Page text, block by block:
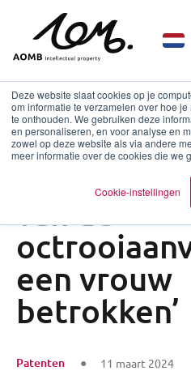
Deze website slaat cookies op je
om informatie te verzamelen over hoe
te onthouden. We gebruiken deze
en personaliseren, en voor analyse en
zowel op deze website als via andere
meer informatie over de cookies die we
Cookie-instellingen
Terug naar overzicht
‘Slechts bij
van de
een vrouw
betrokken’
Patenten 11 maart 2024